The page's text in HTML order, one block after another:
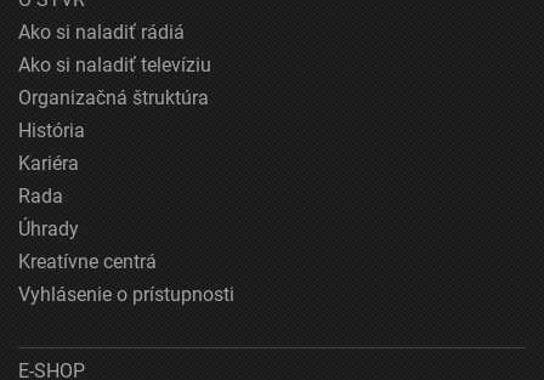
Ako si naladiť rádiá
Ako si naladiť televíziu
Organizačná štruktúra
História
Kariéra
Rada
Úhrady
Kreatívne centrá
Vyhlásenie o prístupnosti
E-SHOP